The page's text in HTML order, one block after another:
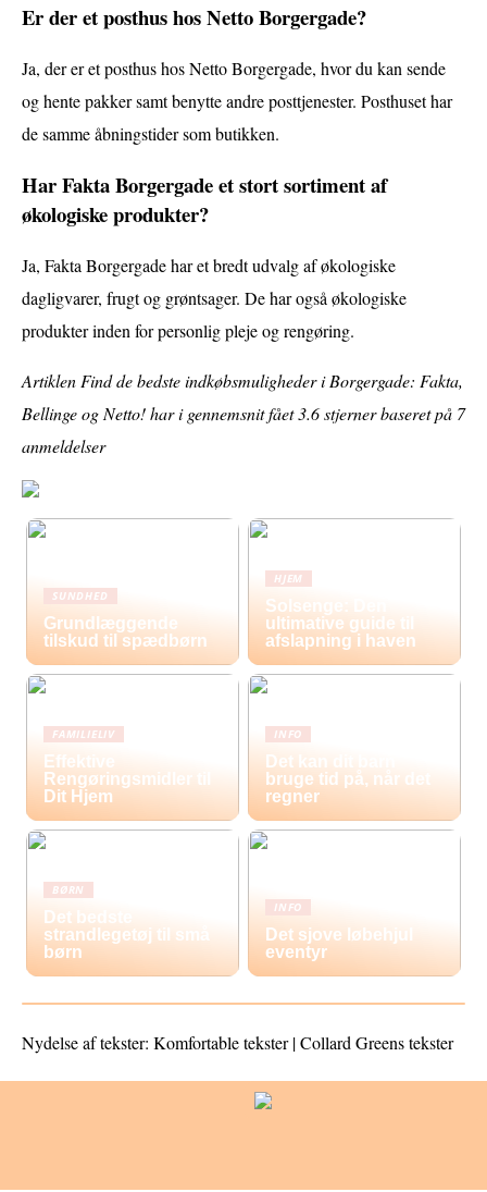
Er der et posthus hos Netto Borgergade?
Ja, der er et posthus hos Netto Borgergade, hvor du kan sende
og hente pakker samt benytte andre posttjenester. Posthuset har
de samme åbningstider som butikken.
Har Fakta Borgergade et stort sortiment af
økologiske produkter?
Ja, Fakta Borgergade har et bredt udvalg af økologiske
dagligvarer, frugt og grøntsager. De har også økologiske
produkter inden for personlig pleje og rengøring.
Artiklen Find de bedste indkøbsmuligheder i Borgergade: Fakta,
Bellinge og Netto! har i gennemsnit fået3.6stjerner baseret på 7
anmeldelser
SUNDHED
Grundlæggende
tilskud til spædbørn
HJEM
Solsenge: Den
ultimative guide til
afslapning i haven
FAMILIELIV
Effektive
Rengøringsmidler til
Dit Hjem
INFO
Det kan dit barn
bruge tid på, når det
regner
BØRN
Det bedste
strandlegetøj til små
børn
INFO
Det sjove løbehjul
eventyr
Nydelse af tekster: Komfortable tekster | Collard Greens tekster